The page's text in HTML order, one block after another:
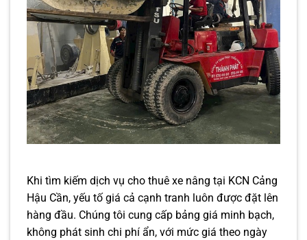
Khi tìm kiếm dịch vụ cho thuê xe nâng tại KCN Cảng
Hậu Cần, yếu tố giá cả cạnh tranh luôn được đặt lên
hàng đầu. Chúng tôi cung cấp bảng giá minh bạch,
không phát sinh chi phí ẩn, với mức giá theo ngày